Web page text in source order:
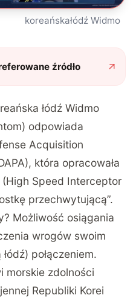
koreańskałódź Widmo
źródło
łódź Widmo
odpowiada
Acquisition
która opracowała
Speed Interceptor
przechwytującą”.
Możliwość osiągania
wrogów swoim
połączeniem.
morskie zdolności
Republiki Korei